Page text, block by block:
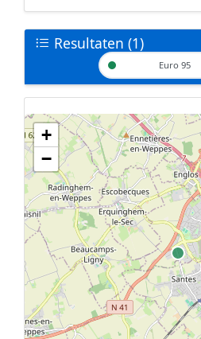
Resultaten (1)
Euro 95
Geen tankstations met
De kaart kan niet worden weergegeven
+
−